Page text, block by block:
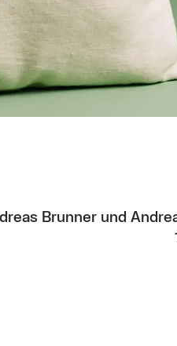
Brunner und